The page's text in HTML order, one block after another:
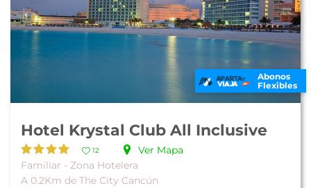
Abonos
Flexibles
Hotel Krystal Club All Inclusive
12
Ver Mapa
Familiar - Zona Hotelera
A 0.2Km de The City Cancún